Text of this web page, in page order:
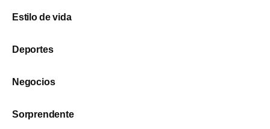
Estilo de vida
Deportes
Negocios
Sorprendente